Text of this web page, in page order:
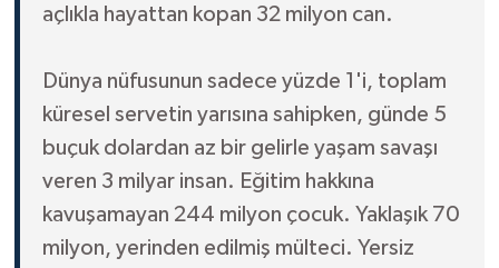
açlıkla hayattan kopan 32 milyon can.
Dünya nüfusunun sadece yüzde 1'i, toplam
küresel servetin yarısına sahipken, günde 5
buçuk dolardan az bir gelirle yaşam savaşı
veren 3 milyar insan. Eğitim hakkına
kavuşamayan 244 milyon çocuk. Yaklaşık 70
milyon, yerinden edilmiş mülteci. Yersiz